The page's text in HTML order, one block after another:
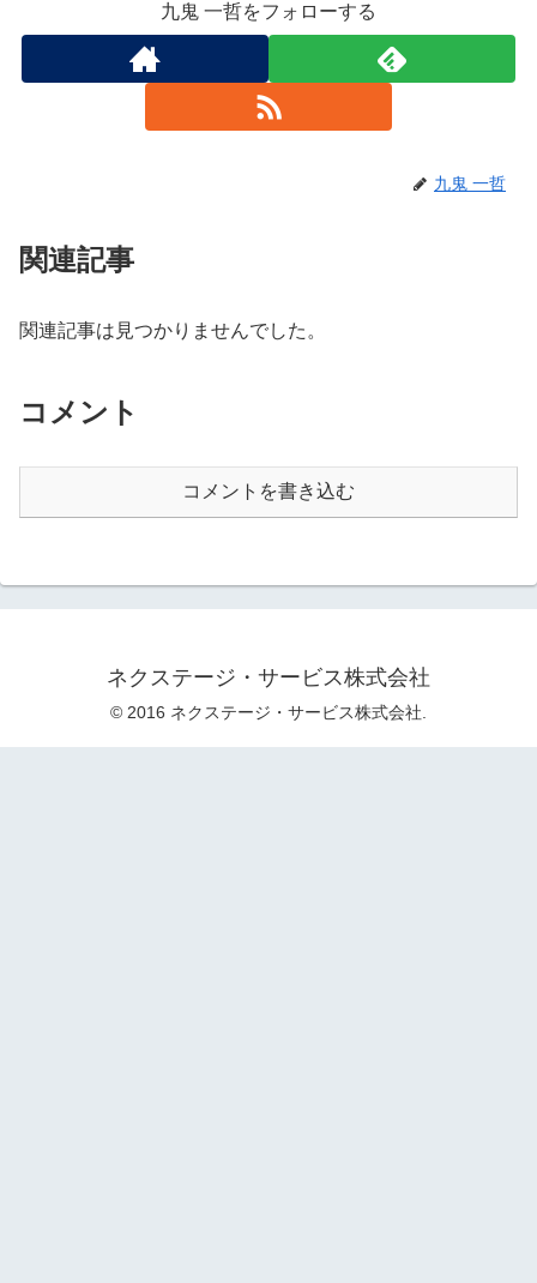
九鬼 一哲をフォローする
九鬼 一哲
関連記事
関連記事は見つかりませんでした。
コメント
コメントを書き込む
ネクステージ・サービス株式会社
© 2016 ネクステージ・サービス株式会社.